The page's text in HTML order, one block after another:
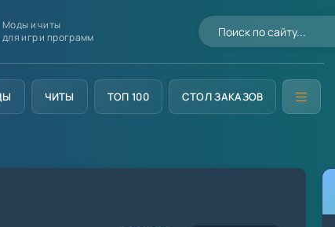
Моды и читы
для игр и программ
ЧИТЫ ТОП 100 СТОЛ ЗАКАЗОВ